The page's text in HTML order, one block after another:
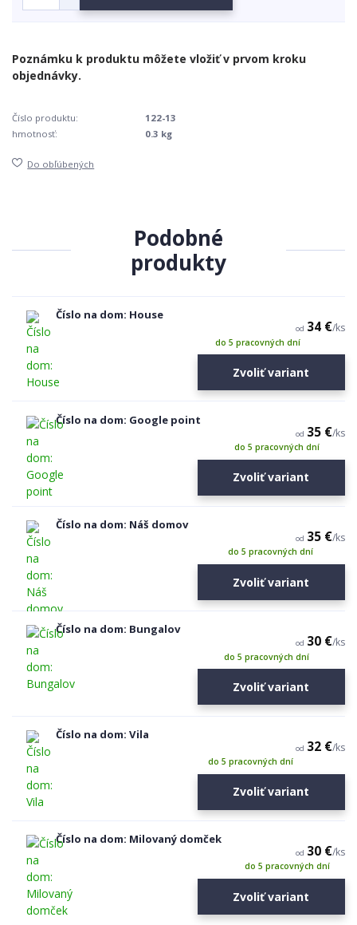
Číslo produktu:
122-13
hmotnosť:
0.3 kg
Do obľúbených
Podobné
produkty
Číslo na dom: House
od 34 €/ks
do 5 pracovných dní
Zvoliť variant
Číslo na dom: Google point
od 35 €/ks
do 5 pracovných dní
Zvoliť variant
Číslo na dom: Náš domov
od 35 €/ks
do 5 pracovných dní
Zvoliť variant
Číslo na dom: Bungalov
od 30 €/ks
do 5 pracovných dní
Zvoliť variant
Číslo na dom: Vila
od 32 €/ks
do 5 pracovných dní
Zvoliť variant
Číslo na dom: Milovaný domček
od 30 €/ks
do 5 pracovných dní
Zvoliť variant